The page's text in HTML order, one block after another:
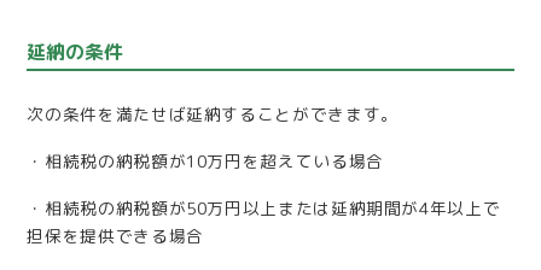
延納の条件
次の条件を満たせば延納することができます。
・相続税の納税額が10万円を超えている場合
・相続税の納税額が50万円以上または延納期間が4年以上で
担保を提供できる場合